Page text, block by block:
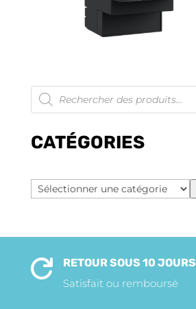
Recherche
de
produits
CATÉGORIES
Sélectionner
une

RETOUR SOUS 10 JOURS
Satisfait ou remboursé